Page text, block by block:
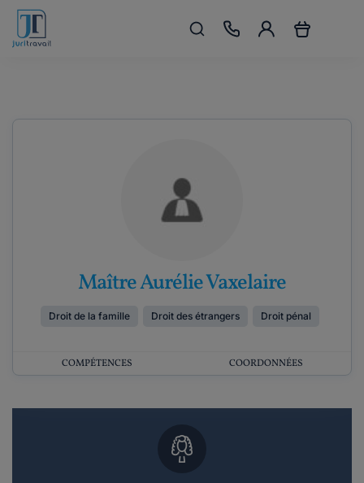
Maître Aurélie Vaxelaire
Droit de la famille Droit des étrangers Droit pénal
COMPÉTENCES COORDONNÉES